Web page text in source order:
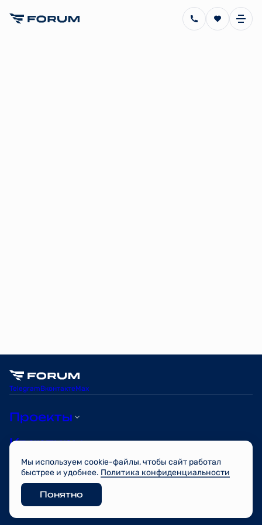
TelegramВконтактеMax
Проекты
Квартиры
О компании
© FORUM 2026
Разработано
Мы используем cookie-файлы, чтобы сайт работал
быстрее и удобнее. Политика конфиденциальности
Понятно